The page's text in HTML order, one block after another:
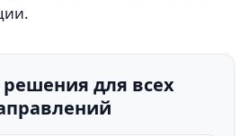
для всех